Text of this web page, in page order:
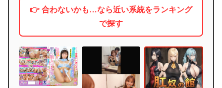
👉 合わないかも…なら近い系統をランキング
で探す